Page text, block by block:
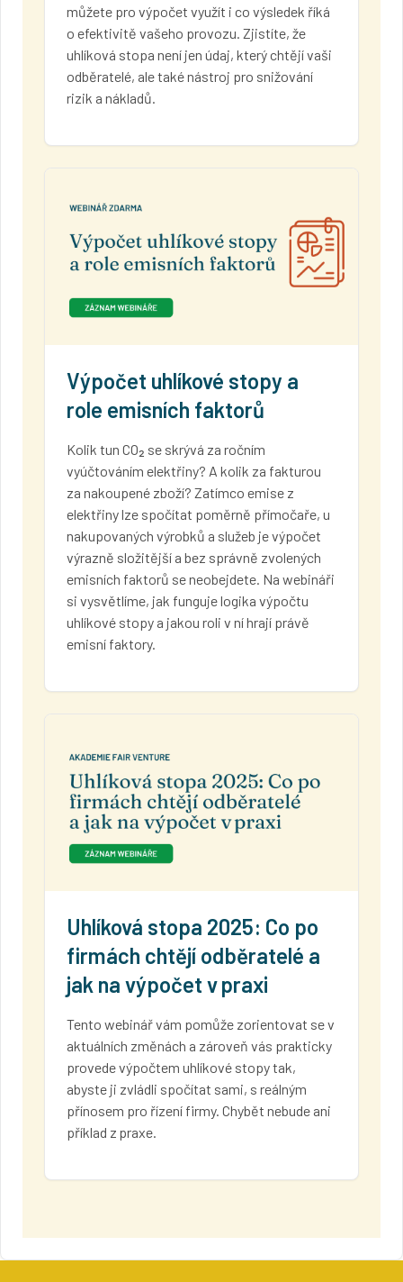
můžete pro výpočet využít i co výsledek říká
o efektivitě vašeho provozu. Zjistíte, že
uhlíková stopa není jen údaj, který chtějí vaši
odběratelé, ale také nástroj pro snižování
rizik a nákladů.
Výpočet uhlíkové stopy a
role emisních faktorů
Kolik tun CO₂ se skrývá za ročním
vyúčtováním elektřiny? A kolik za fakturou
za nakoupené zboží? Zatímco emise z
elektřiny lze spočítat poměrně přímočaře, u
nakupovaných výrobků a služeb je výpočet
výrazně složitější a bez správně zvolených
emisních faktorů se neobejdete. Na webináři
si vysvětlíme, jak funguje logika výpočtu
uhlíkové stopy a jakou roli v ní hrají právě
emisní faktory.
Uhlíková stopa 2025: Co po
firmách chtějí odběratelé a
jak na výpočet v praxi
Tento webinář vám pomůže zorientovat se v
aktuálních změnách a zároveň vás prakticky
provede výpočtem uhlíkové stopy tak,
abyste ji zvládli spočítat sami, s reálným
přínosem pro řízení firmy. Chybět nebude ani
příklad z praxe.